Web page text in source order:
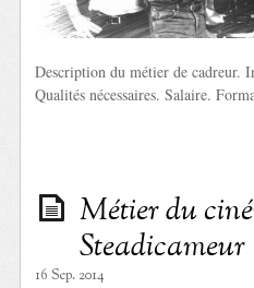
Description du métier de cadreur.
Qualités nécessaires. Salaire.
Métier du
Steadicameur
16 Sep. 2014